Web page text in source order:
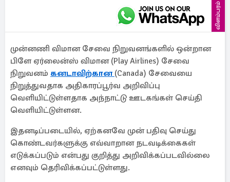
விளம்பரம்
முன்னணி விமான சேவை நிறுவனங்களில் ஒன்றான
பிளே ஏர்லைன்ஸ் விமான (Play Airlines) சேவை
நிறுவனம் கனடாவிற்கான (Canada) சேவையை
நிறுத்துவதாக அதிகாரப்பூர்வ அறிவிப்பு
வெளியிட்டுள்ளதாக அந்நாட்டு ஊடகங்கள் செய்தி
வெளியிட்டுள்ளன.
இதனடிப்படையில், ஏற்கனவே முன் பதிவு செய்து
கொண்டவர்களுக்கு எவ்வாறான நடவடிக்கைகள்
எடுக்கப்படும் என்பது குறித்து அறிவிக்கப்படவில்லை
எனவும் தெரிவிக்கப்பட்டுள்ளது.